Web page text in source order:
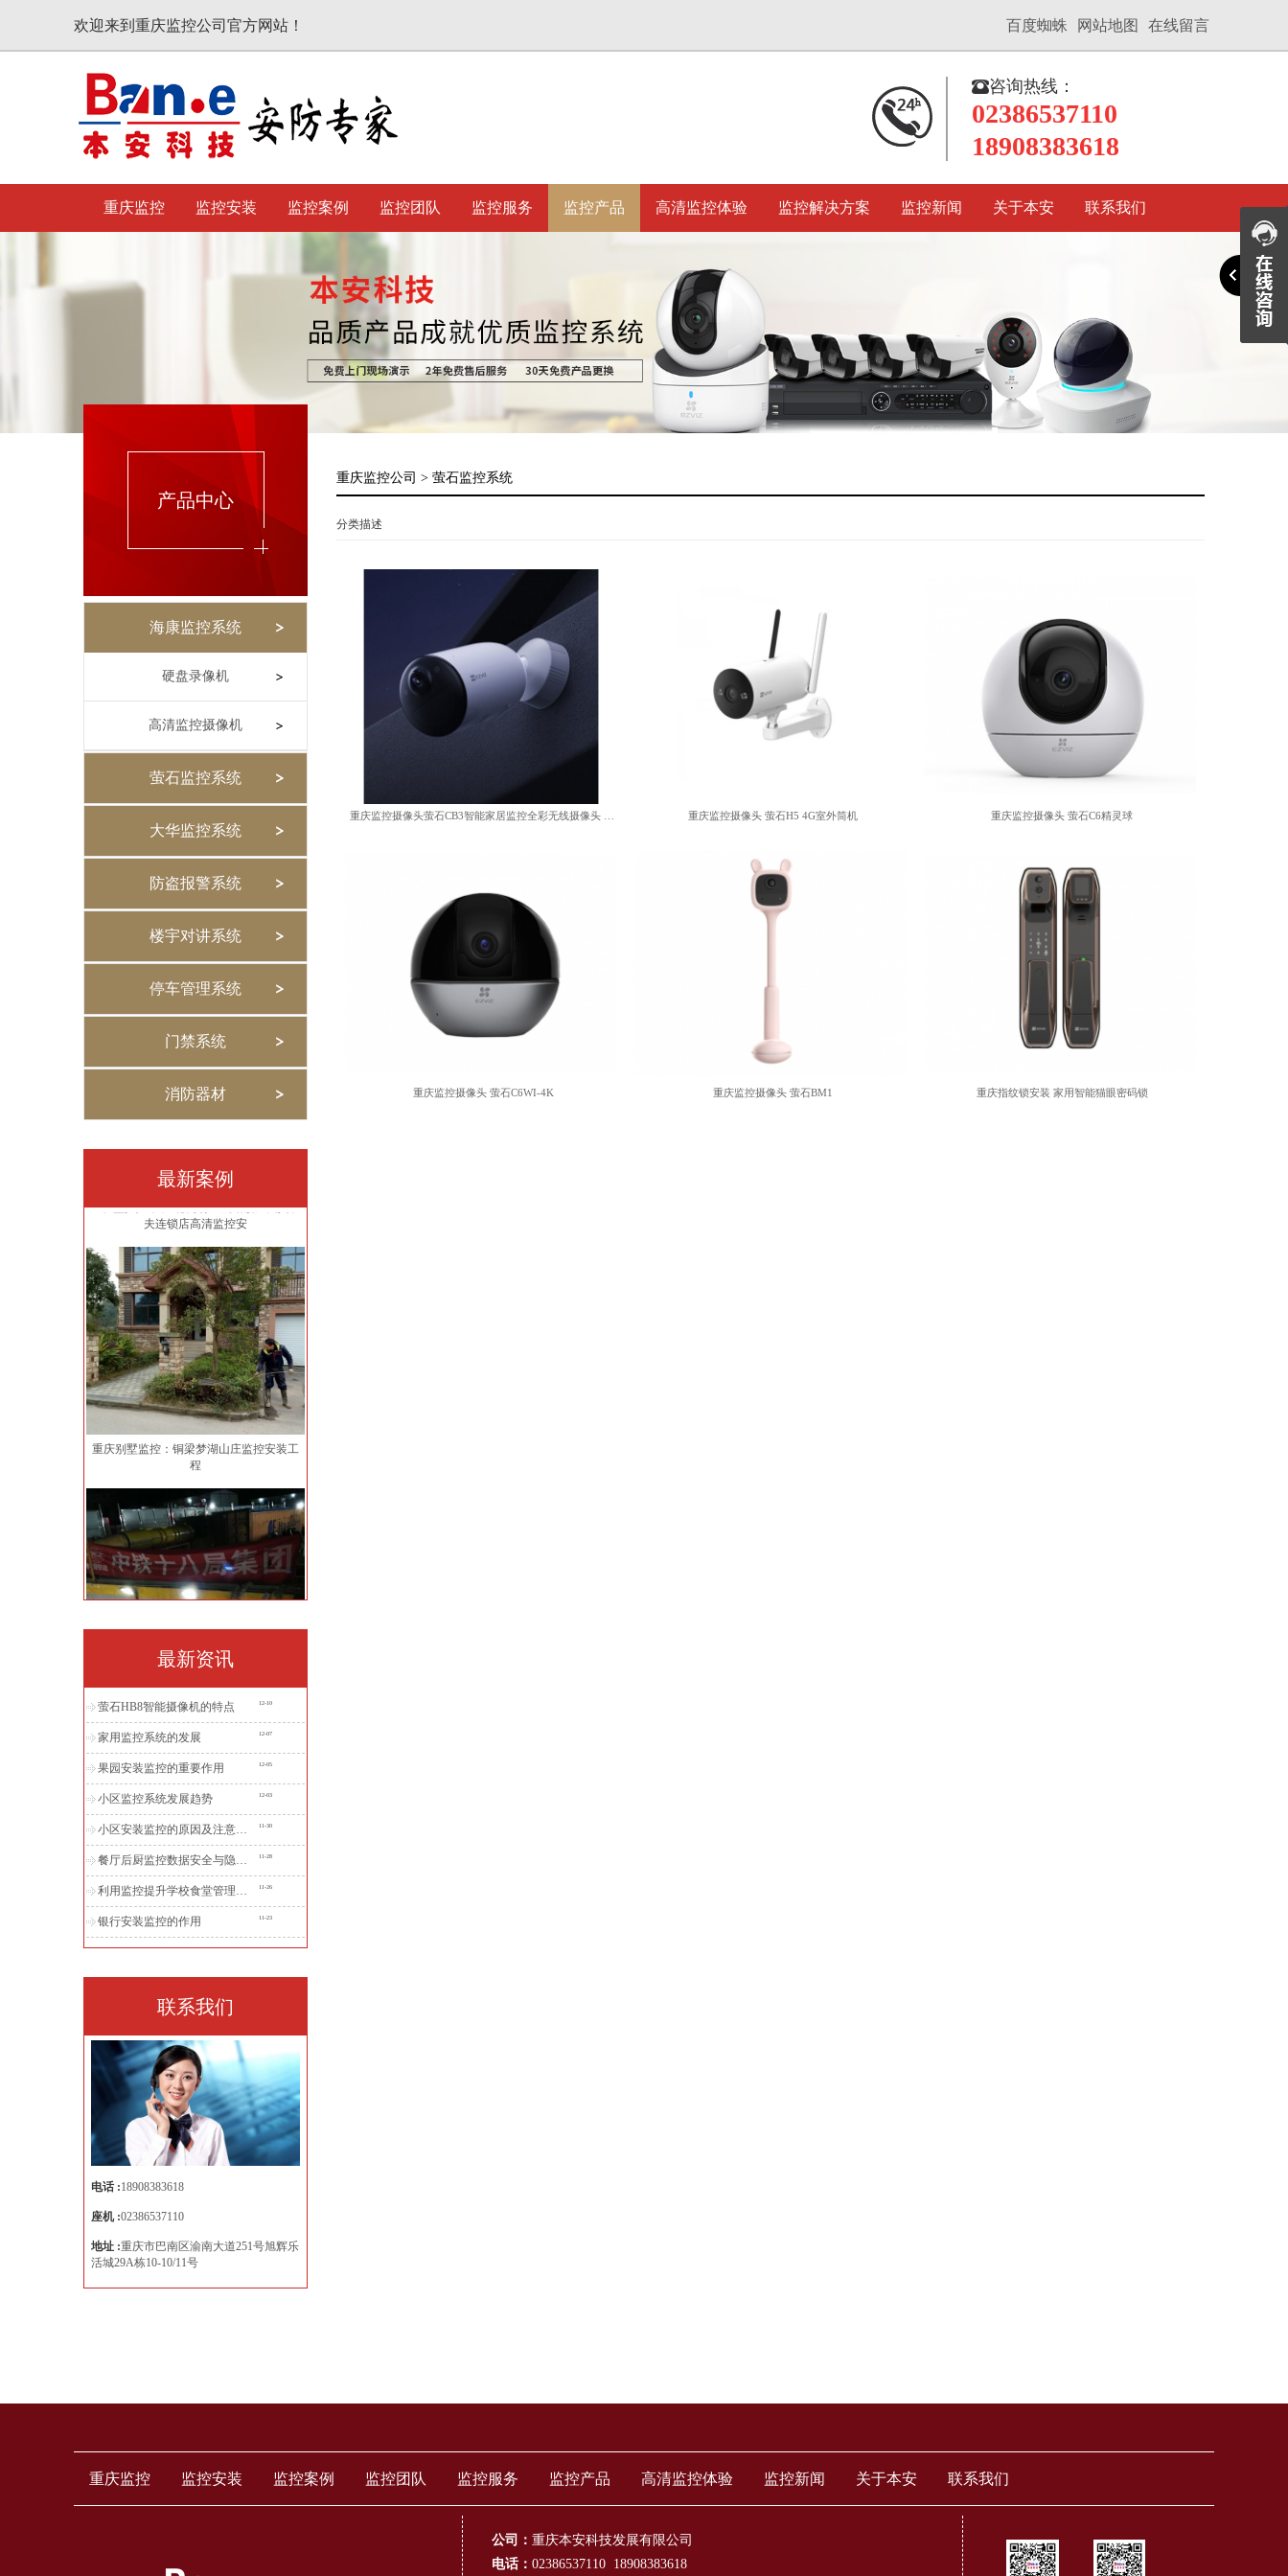
欢迎来到重庆监控公司官方网站！ 在线留言
网站地图
百度蜘蛛
20年安防弱电设计经验、安防协会理事单位
咨询热线：
02386537110
18908383618
重庆监控 监控安装 监控案例 监控团队 监控服务 监控产品 高清监控体验 监控解决方案 监控新闻 关于本安 联系我们
产品中心
海康监控系统
硬盘录像机
高清监控摄像机
萤石监控系统
大华监控系统
防盗报警系统
楼宇对讲系统
停车管理系统
门禁系统
消防器材
最新案例
重庆监控,重庆江北机场T3航站楼广州真功
夫连锁店高清监控安
重庆别墅监控：铜梁梦湖山庄监控安装工
重庆工地监控：中铁十八局监控安装工程
重庆别墅监控：保利小泉别墅监控安装工
程
重庆监控,重庆江北机场T3航站楼广州真功
夫连锁店高清监控安
最新资讯
萤石HB8智能摄像机的特点 12-10
家用监控系统的发展 12-07
果园安装监控的重要作用 12-05
小区监控系统发展趋势 12-03
小区安装监控的原因及注意事项 11-30
餐厅后厨监控数据安全与隐私保障全解析 11-28
利用监控提升学校食堂管理效率 11-26
银行安装监控的作用 11-23
联系我们
电话 :18908383618
座机 :02386537110
地址 :重庆市巴南区渝南大道251号旭辉乐
活城29A栋10-10/11号
重庆监控公司 > 萤石监控系统
分类描述
摄像头 2...
重庆监控摄像头 萤石H5 4G室外筒机
重庆监控摄像头 萤石H5 4G室外筒机
查看详情
重庆监控摄像头 萤石C6精灵球
重庆监控摄像头 萤石C6精灵球
查看详情
重庆监控摄像头 萤石C6WI-4K
重庆监控摄像头 萤石C6WI-4K
查看详情
重庆监控摄像头 萤石BM1
重庆监控摄像头 萤石BM1
重庆指纹锁安装 家用智能猫眼密码锁
重庆指纹锁安装 家用智能猫眼密码锁
查看详情
重庆监控 监控安装 监控案例 监控团队 监控服务 监控产品 高清监控体验 监控新闻 关于本安 联系我们
公司： 重庆本安科技发展有限公司
电话： 02386537110 18908383618